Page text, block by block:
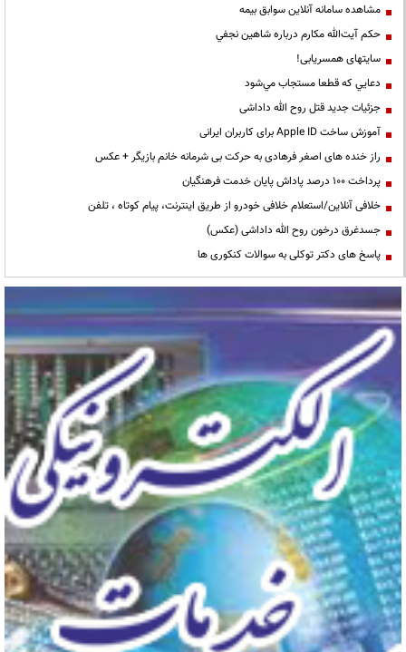
مشاهده سامانه آنلاين سوابق بیمه
حكم آيت‌الله مكارم درباره شاهين نجفي
سایتهای همسریابی!
دعايي كه قطعا مستجاب مي‌شود
جزئیات جدید قتل روح الله داداشی
آموزش ساخت Apple ID برای کاربران ایرانی
راز خنده های اصغر فرهادی به حرکت بی شرمانه خانم بازیگر + عکس
پرداخت ۱۰۰ درصد پاداش پایان خدمت فرهنگیان
خلافی آنلاین/استعلام خلافی خودرو از طریق اینترنت، پیام کوتاه ، تلفن
جسدغرق درخون روح الله داداشی (عکس)
پاسخ های دکتر توکلی به سوالات کنکوری ها